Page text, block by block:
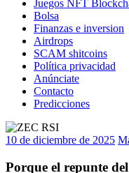
Juegos NFT
Bolsa
Finanzas e inversion
Airdrops
SCAM shitcoins
Política privacidad
Anúnciate
Contacto
Predicciones
10 de diciembre de 2025
Porque el repunte